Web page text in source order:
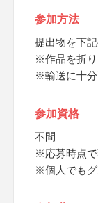
参加方法
提出物を下
※作品を折り
※輸送に十分
参加資格
不問
※応募時点で
※個人でも